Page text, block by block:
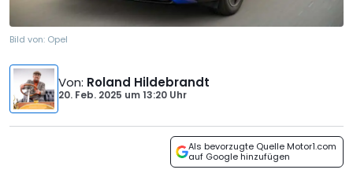
Bild von: Opel
Von: Roland Hildebrandt
20. Feb. 2025 um13:20 Uhr
Als bevorzugte Quelle Motor1.com
auf Google hinzufügen